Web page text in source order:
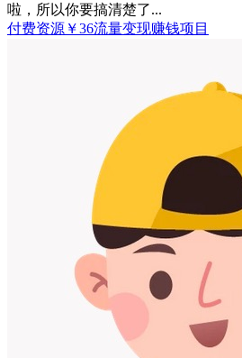
啦，所以你要搞清楚了...
付费资源 ￥36流量变现赚钱项目